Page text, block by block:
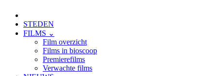
STEDEN
FILMS ⌄
Film overzicht
Films in bioscoop
Premierefilms
Verwachte films